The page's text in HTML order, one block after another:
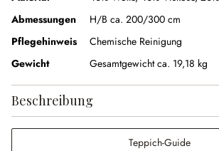
Abmessungen
H/B ca. 200/300 cm
Pflegehinweis
Chemische Reinigung
Gewicht
Gesamtgewicht ca. 19,18 kg
Beschreibung
Teppich-Guide